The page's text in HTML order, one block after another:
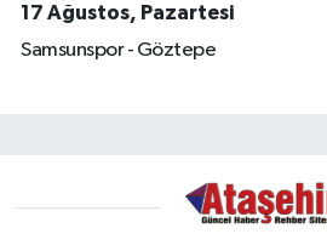
17 Ağustos, Pazartesi
Samsunspor - Göztepe